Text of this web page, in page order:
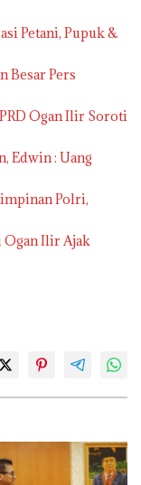
Petani, Pupuk &
Besar Pers
Ogan Ilir Soroti
Edwin : Uang
Polri,
Ogan Ilir Ajak